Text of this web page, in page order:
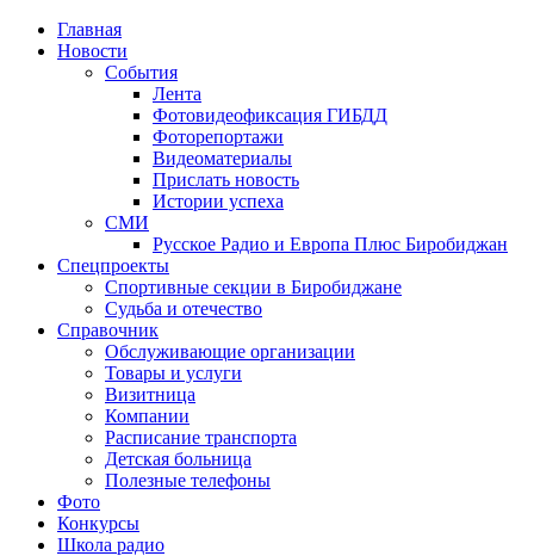
Главная
Новости
События
Лента
Фотовидеофиксация ГИБДД
Фоторепортажи
Видеоматериалы
Прислать новость
Истории успеха
СМИ
Русское Радио и Европа Плюс Биробиджан
Спецпроекты
Спортивные секции в Биробиджане
Судьба и отечество
Справочник
Обслуживающие организации
Товары и услуги
Визитница
Компании
Расписание транспорта
Детская больница
Полезные телефоны
Фото
Конкурсы
Школа радио